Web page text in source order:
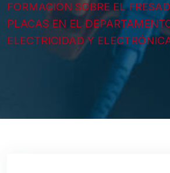
FORMACIÓN SOBRE EL
PLACAS EN EL
ELECTRICIDAD Y